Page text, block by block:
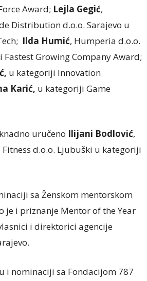
Award; Lejla Gegić,
Distribution d.o.o. Sarajevo u
Ilda Humić, Humperia d.o.o.
Growing Company Award;
u kategoriji Innovation
Karić, u kategoriji Game
uručeno Ilijani Bodlović,
Fitness d.o.o. Ljubuški u kategoriji
sa Ženskom mentorskom
je i priznanje Mentor of the Year
i direktorici agencije
i nominaciji sa Fondacijom 787